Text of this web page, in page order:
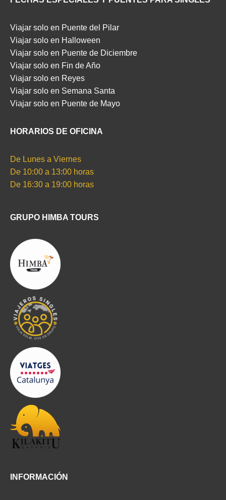
Viajar solo en Puente del Pilar
Viajar solo en Halloween
Viajar solo en Puente de Diciembre
Viajar solo en Fin de Año
Viajar solo en Reyes
Viajar solo en Semana Santa
Viajar solo en Puente de Mayo
HORARIOS DE OFICINA
De Lunes a Viernes
De 10:00 a 13:00 horas
De 16:30 a 19:00 horas
GRUPO HIMBA TOURS
INFORMACIÓN